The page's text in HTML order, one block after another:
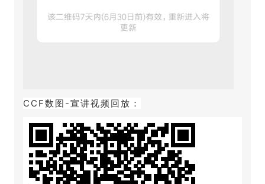
CCF数图-宣讲视频回放：